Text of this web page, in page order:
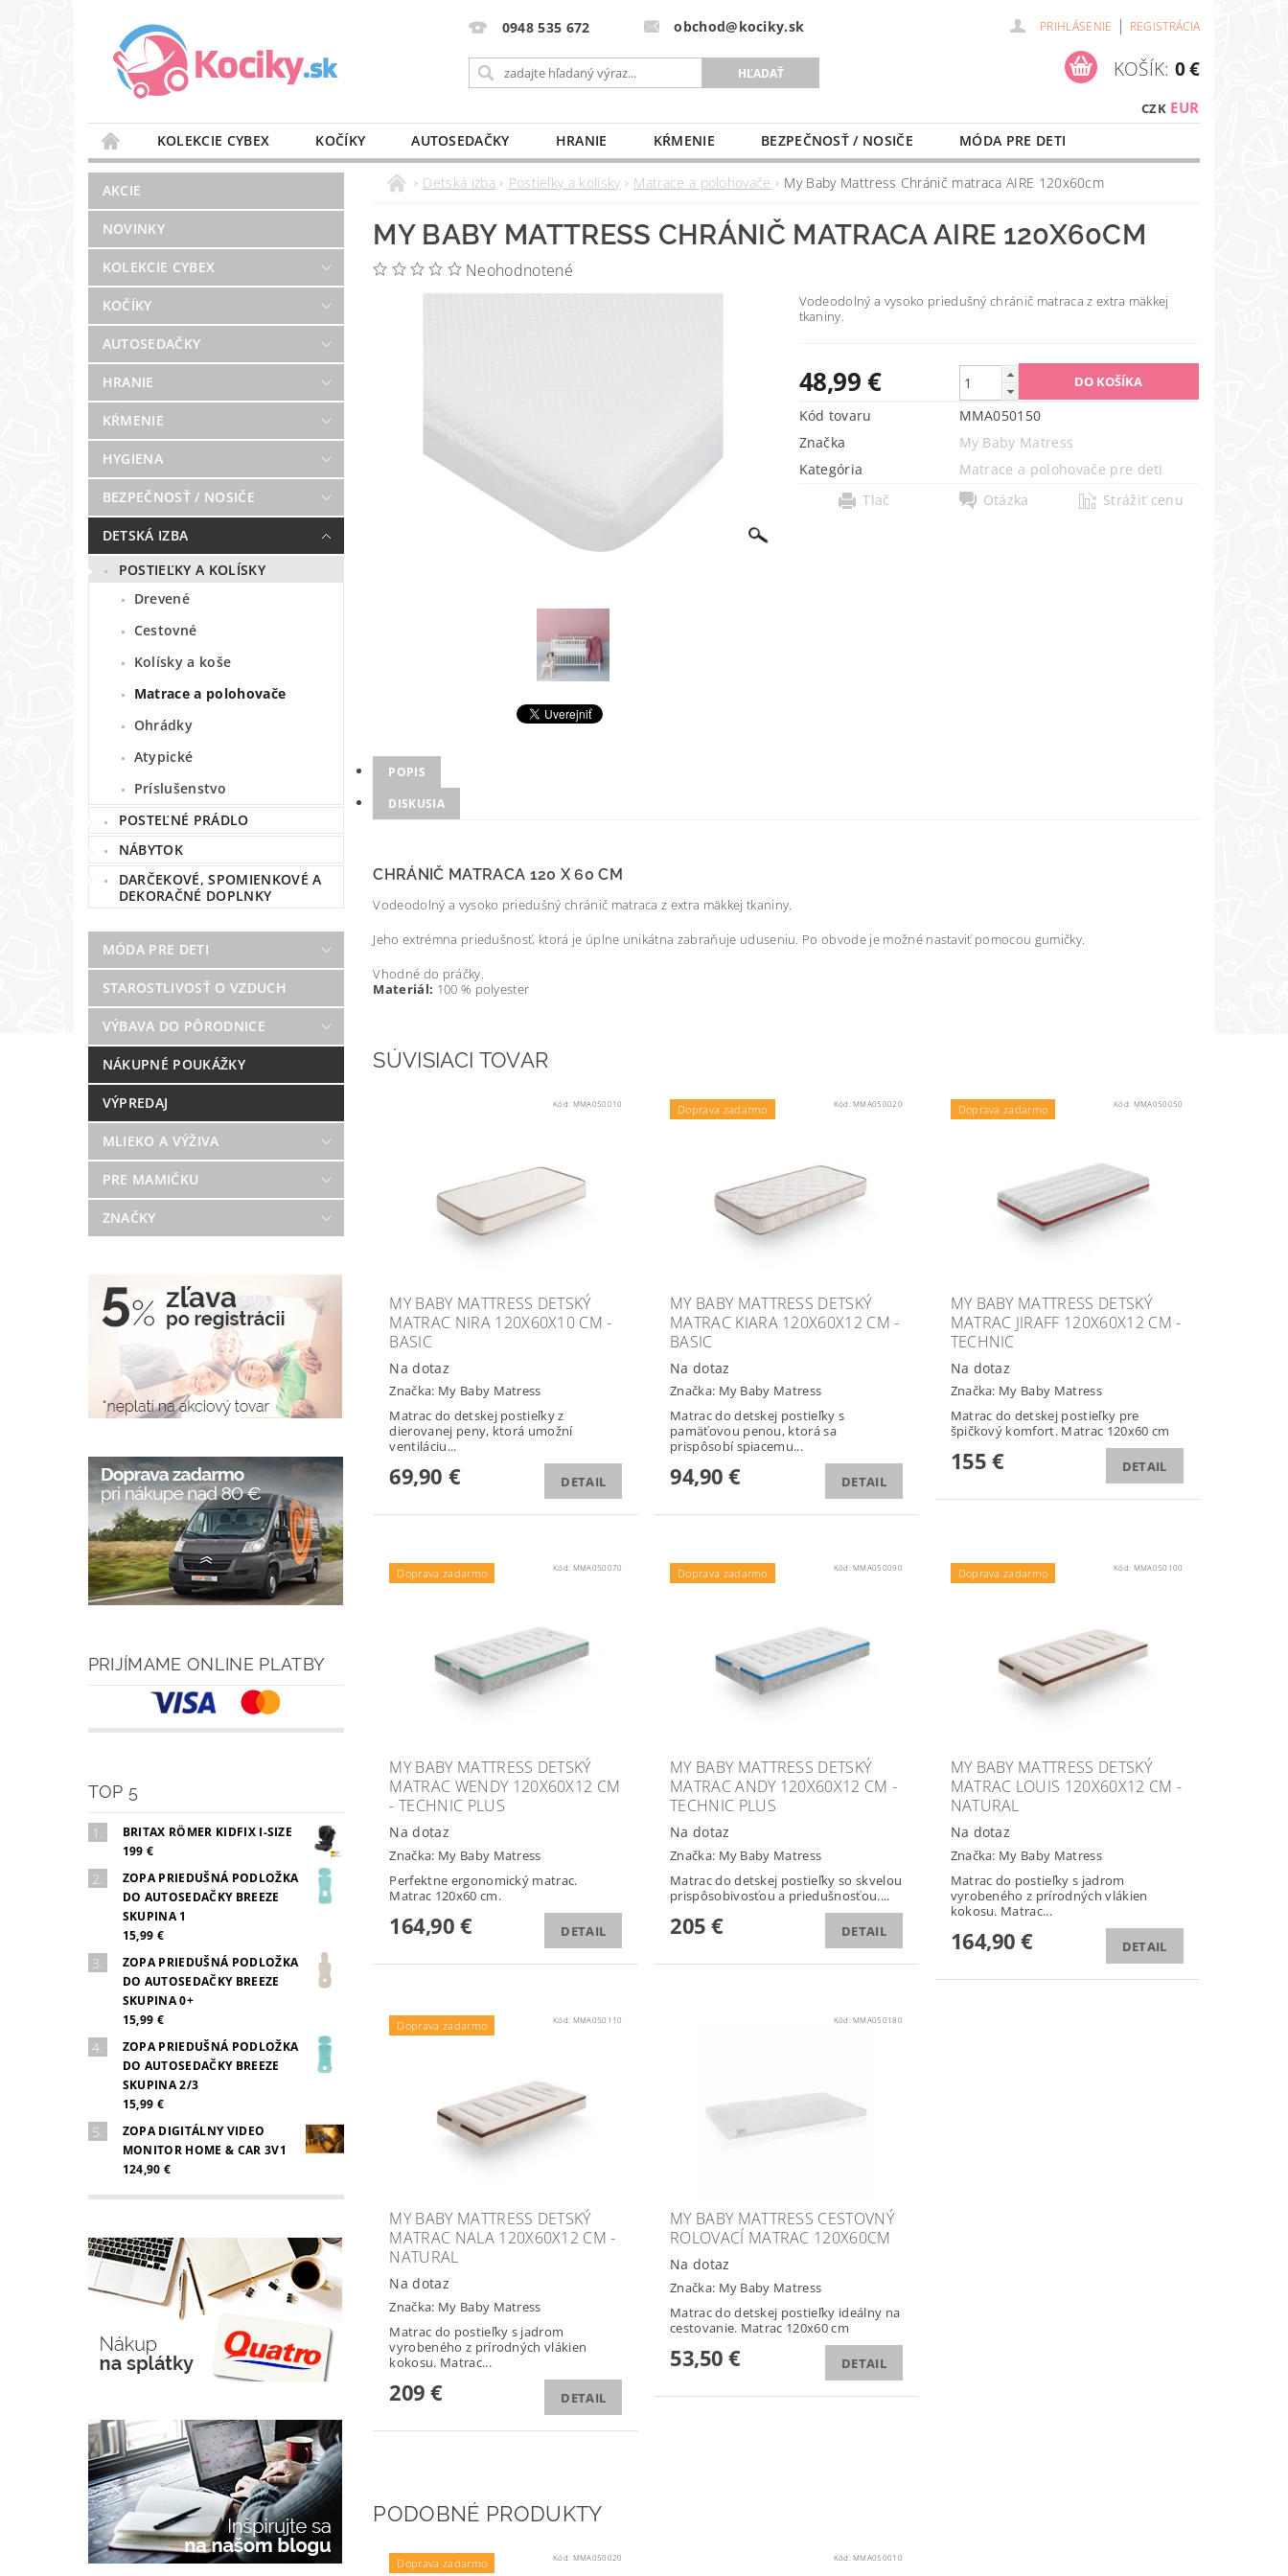
0948 535 672 obchod@kociky.sk PRIHLÁSENIE | REGISTRÁCIA
CZK EUR
KOŠÍK: 0 €
KOLEKCIE CYBEX KOČÍKY AUTOSEDAČKY HRANIE KŔMENIE BEZPEČNOSŤ / NOSIČE
MÓDA PRE DETI
STAROSTLIVOSŤ O VZDUCH
VÝBAVA DO PÔRODNICE MLIEKO A VÝŽIVA PRE MAMIČKU NAŠE SLUŽBY
O NÁKUPE
BLOG
PREDAJŇA KONTAKT
AKCIE
NOVINKY
KOLEKCIE CYBEX
KOČÍKY
AUTOSEDAČKY
HRANIE
KŔMENIE
HYGIENA
BEZPEČNOSŤ / NOSIČE
DETSKÁ IZBA
POSTIEĽKY A KOLÍSKY
Drevené
Cestovné
Kolísky a koše
Matrace a polohovače
Ohrádky
Atypické
Príslušenstvo
POSTEĽNÉ PRÁDLO
NÁBYTOK
DARČEKOVÉ, SPOMIENKOVÉ A
DEKORAČNÉ DOPLNKY
MÓDA PRE DETI
STAROSTLIVOSŤ O VZDUCH
VÝBAVA DO PÔRODNICE
NÁKUPNÉ POUKÁŽKY
VÝPREDAJ
MLIEKO A VÝŽIVA
PRE MAMIČKU
ZNAČKY
PRIJÍMAME ONLINE PLATBY
TOP 5
BRITAX RÖMER KIDFIX I-SIZE
199 €
ZOPA PRIEDUŠNÁ PODLOŽKA
DO AUTOSEDAČKY BREEZE
SKUPINA 1
15,99 €
ZOPA PRIEDUŠNÁ PODLOŽKA
DO AUTOSEDAČKY BREEZE
SKUPINA 0+
15,99 €
ZOPA PRIEDUŠNÁ PODLOŽKA
DO AUTOSEDAČKY BREEZE
SKUPINA 2/3
15,99 €
ZOPA DIGITÁLNY VIDEO
MONITOR HOME & CAR 3V1
124,90 €
Detská izba Postieľky a kolísky Matrace a polohovače My Baby Mattress Chránič matraca AIRE 120x60cm
MY BABY MATTRESS CHRÁNIČ MATRACA AIRE 120X60CM
Neohodnotené
Vodeodolný a vysoko priedušný chránič matraca z extra mäkkej
tkaniny.
48,99 €
Kód tovaru
MMA050150
Značka
My Baby Matress
Kategória
Matrace a polohovače pre deti
Tlač
Otázka Strážiť cenu
POPIS
DISKUSIA
CHRÁNIČ MATRACA 120 X 60 CM
Vodeodolný a vysoko priedušný chránič matraca z extra mäkkej tkaniny.
Jeho extrémna priedušnosť, ktorá je úplne unikátna zabraňuje uduseniu. Po obvode je možné nastaviť pomocou gumičky.
Vhodné do práčky.
Materiál: 100 % polyester
SÚVISIACI TOVAR
Kód: MMA050010
MY BABY MATTRESS DETSKÝ
MATRAC NIRA 120X60X10 CM -
BASIC
Na dotaz
Značka: My Baby Matress
Matrac do detskej postieľky z
dierovanej peny, ktorá umožní
ventiláciu...
69,90 € DETAIL
Doprava zadarmo Kód:MMA050020
MY BABY MATTRESS DETSKÝ
MATRAC KIARA 120X60X12 CM -
BASIC
Na dotaz
Značka: My Baby Matress
Matrac do detskej postieľky s
pamäťovou penou, ktorá sa
prispôsobí spiacemu...
94,90 € DETAIL
Doprava zadarmo Kód: MMA050050
MY BABY MATTRESS DETSKÝ
MATRAC JIRAFF 120X60X12 CM -
TECHNIC
Na dotaz
Značka: My Baby Matress
Matrac do detskej postieľky pre
špičkový komfort. Matrac 120x60 cm
155 € DETAIL
Doprava zadarmo Kód: MMA050070
MY BABY MATTRESS DETSKÝ
MATRAC WENDY 120X60X12 CM
- TECHNIC PLUS
Na dotaz
Značka: My Baby Matress
Perfektne ergonomický matrac.
Matrac 120x60 cm.
164,90 € DETAIL
Doprava zadarmo Kód:MMA050090
MY BABY MATTRESS DETSKÝ
MATRAC ANDY 120X60X12 CM -
TECHNIC PLUS
Na dotaz
Značka: My Baby Matress
Matrac do detskej postieľky so skvelou
prispôsobivosťou a priedušnosťou....
205 € DETAIL
Doprava zadarmo Kód: MMA050100
MY BABY MATTRESS DETSKÝ
MATRAC LOUIS 120X60X12 CM -
NATURAL
Na dotaz
Značka: My Baby Matress
Matrac do postieľky s jadrom
vyrobeného z prírodných vlákien
kokosu. Matrac...
164,90 € DETAIL
Doprava zadarmo Kód: MMA050110
MY BABY MATTRESS DETSKÝ
MATRAC NALA 120X60X12 CM -
NATURAL
Na dotaz
Značka: My Baby Matress
Matrac do postieľky s jadrom
vyrobeného z prírodných vlákien
kokosu. Matrac...
209 € DETAIL
Kód:MMA050180
MY BABY MATTRESS CESTOVNÝ
ROLOVACÍ MATRAC 120X60CM
Na dotaz
Značka: My Baby Matress
Matrac do detskej postieľky ideálny na
cestovanie. Matrac 120x60 cm
53,50 € DETAIL
PODOBNÉ PRODUKTY
Doprava zadarmo Kód: MMA050020 Kód:MMA050010